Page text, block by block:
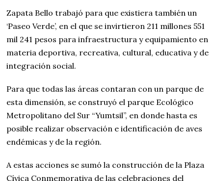
Zapata Bello trabajó para que existiera también un
‘Paseo Verde’, en el que se invirtieron 211 millones 551
mil 241 pesos para infraestructura y equipamiento en
materia deportiva, recreativa, cultural, educativa y de
integración social.
Para que todas las áreas contaran con un parque de
esta dimensión, se construyó el parque Ecológico
Metropolitano del Sur “Yumtsil”, en donde hasta es
posible realizar observación e identificación de aves
endémicas y de la región.
A estas acciones se sumó la construcción de la Plaza
Cívica Conmemorativa de las celebraciones del